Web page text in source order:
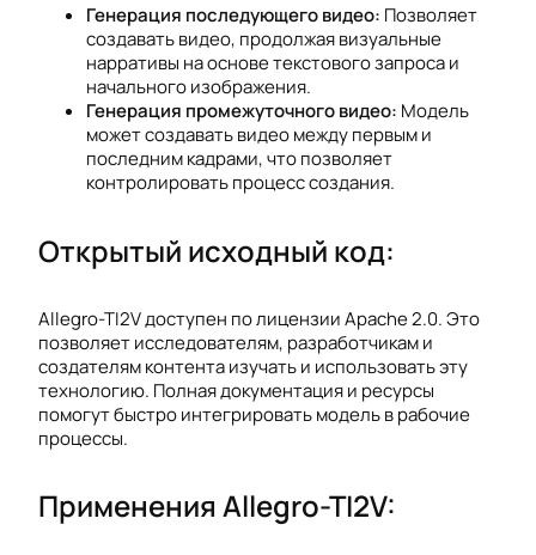
Генерация последующего видео: Позволяет
создавать видео, продолжая визуальные
нарративы на основе текстового запроса и
начального изображения.
Генерация промежуточного видео: Модель
может создавать видео между первым и
последним кадрами, что позволяет
контролировать процесс создания.
Открытый исходный код:
Allegro-TI2V доступен по лицензии Apache 2.0. Это
позволяет исследователям, разработчикам и
создателям контента изучать и использовать эту
технологию. Полная документация и ресурсы
помогут быстро интегрировать модель в рабочие
процессы.
Применения Allegro-TI2V: